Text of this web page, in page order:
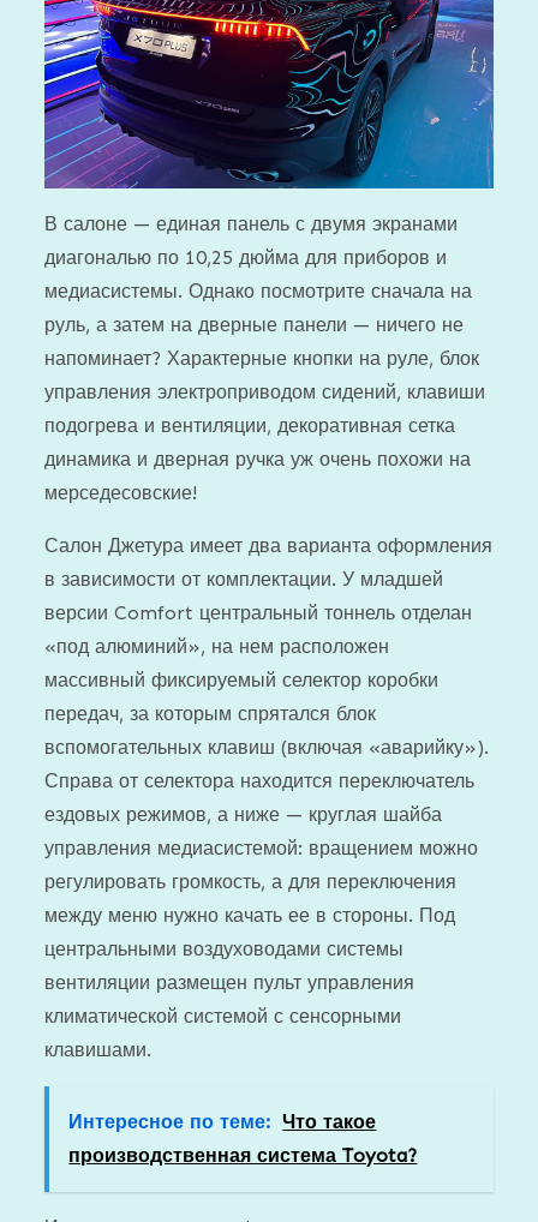
В салоне — единая панель с двумя экранами
диагональю по 10,25 дюйма для приборов и
медиасистемы. Однако посмотрите сначала на
руль, а затем на дверные панели — ничего не
напоминает? Характерные кнопки на руле, блок
управления электроприводом сидений, клавиши
подогрева и вентиляции, декоративная сетка
динамика и дверная ручка уж очень похожи на
мерседесовские!
Салон Джетура имеет два варианта оформления
в зависимости от комплектации. У младшей
версии Comfort центральный тоннель отделан
«под алюминий», на нем расположен
массивный фиксируемый селектор коробки
передач, за которым спрятался блок
вспомогательных клавиш (включая «аварийку»).
Справа от селектора находится переключатель
ездовых режимов, а ниже — круглая шайба
управления медиасистемой: вращением можно
регулировать громкость, а для переключения
между меню нужно качать ее в стороны. Под
центральными воздуховодами системы
вентиляции размещен пульт управления
климатической системой с сенсорными
клавишами.
Интересное по теме: Что такое
производственная система Toyota?